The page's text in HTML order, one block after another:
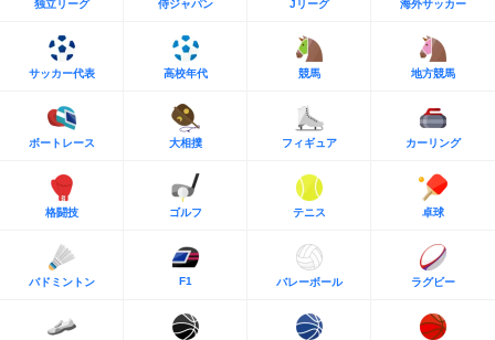
独立リーグ 侍ジャパン Jリーグ 海外サッカー
サッカー代表 高校年代 競馬 地方競馬
ボートレース 大相撲 フィギュア カーリング
格闘技 ゴルフ テニス 卓球
バドミントン F1 バレーボール ラグビー